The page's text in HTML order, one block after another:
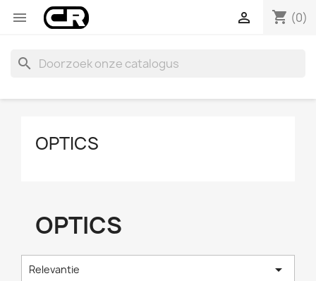
 shopping_cart (0)

search
OPTICS
OPTICS
Relevantie 